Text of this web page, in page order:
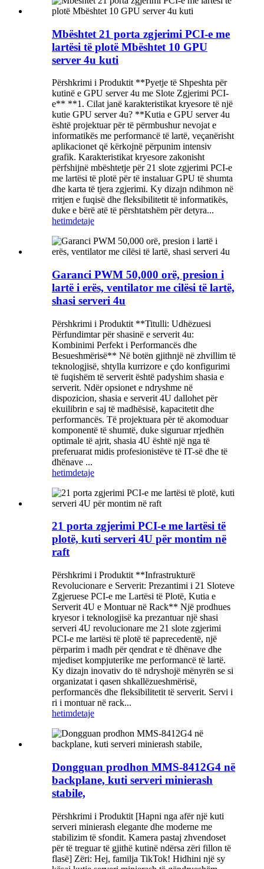
Mbështet 21 porta zgjerimi PCI-e me
lartësi të plotë Mbështet 10 GPU
server 4u kuti
Përshkrimi i Produktit **Pyetje të Shpeshta për
kutinë e GPU server 4u me Slote Zgjerimi PCI-
e** **1. Cilat janë karakteristikat kryesore të një
kutie GPU server 4u? **Kutia e GPU server 4u
është projektuar për të përmbushur nevojat e
informatikës me performancë të lartë, veçanërisht
aplikacionet që kërkojnë përpunim intensiv
grafik. Karakteristikat kryesore zakonisht
përfshijnë mbështetje për 21 slote zgjerimi PCI-e
me lartësi të plotë për të instaluar GPU të shumta
dhe karta të tjera zgjerimi. Ky dizajn ndihmon në
rritjen e fuqisë dhe fleksibilitetit të informatikës,
duke e bërë atë të përshtatshëm për detyra...
hetimdetaje
Garanci PWM 50,000 orë, presion i
lartë i erës, ventilator me cilësi të lartë,
shasi serveri 4u
Përshkrimi i Produktit **Titulli: Udhëzuesi
Përfundimtar për shasinë e serverit 4u:
Kombinimi Perfekt i Performancës dhe
Besueshmërisë** Në botën gjithnjë në zhvillim të
teknologjisë, shtylla kurrizore e çdo konfigurimi
të fuqishëm të serverit është padyshim shasia e
serverit. Ndër opsionet e ndryshme në
dispozicion, shasia e serverit 4U dallohet për
ekuilibrin e saj të madhësisë, kapacitetit dhe
performancës. Të projektuara për të akomoduar
komponentë të shumtë, duke siguruar rrjedhën
optimale të ajrit, shasia 4U është një nga të
preferuarat midis profesionistëve të IT-së dhe të
dhënave ...
hetimdetaje
21 porta zgjerimi PCI-e me lartësi të
plotë, kuti serveri 4U për montim në
raft
Përshkrimi i Produktit **Infrastrukturë
Revolucionare e Serverit: Prezantimi i 21 Sloteve
Zgjeruese PCI-e me Lartësi të Plotë, Kutia e
Serverit 4U e Montuar në Rack** Një prodhues
kryesor i teknologjisë ka prezantuar një shasi
serveri 4U revolucionare me 21 slote zgjerimi
PCI-e me lartësi të plotë të paprecedentë, një
përparim i madh për qendrat e të dhënave dhe
mjediset kompjuterike me performancë të lartë.
Ky dizajn inovativ do të ndryshojë mënyrën se si
organizatat i qasen shkallëzueshmërisë,
performancës dhe fleksibilitetit të serverit. Servi i
ri i montuar në rack...
hetimdetaje
Dongguan prodhon MMS-8412G4 në
backplane, kuti serveri minierash
stabile,
Përshkrimi i Produktit [Hapni nga afër një kuti
serveri minierash elegante dhe moderne me
stabilizim të sfondit. Kamera pastaj zhvendoset
për të treguar të gjithë kutinë ndërsa zëri fillon të
flasë] Zëri: Hej, familja TikTok! Hidhini një sy